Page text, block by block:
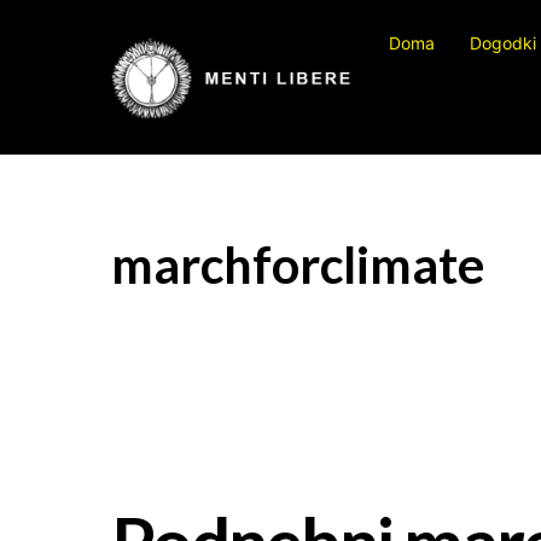
Doma Dogodki
marchforclimate